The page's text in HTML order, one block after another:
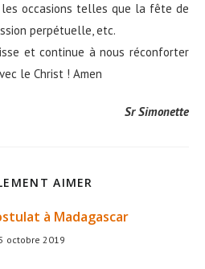
occasions telles que la fête de
perpétuelle, etc.
et continue à nous réconforter
le Christ ! Amen
Sr Simonette
AIMER
à Madagascar
octobre 2019